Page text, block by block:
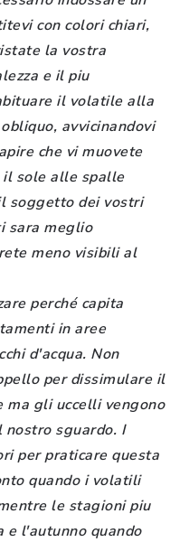
con colori chiari,
la vostra
e il piu
il volatile alla
avvicinandovi
che vi muovete
il sole alle spalle
soggetto dei vostri
sara meglio
meno visibili al
perché capita
in aree
d'acqua. Non
per dissimulare il
ma gli uccelli vengono
sguardo. I
per praticare questa
quando i volatili
le stagioni piu
e l'autunno quando